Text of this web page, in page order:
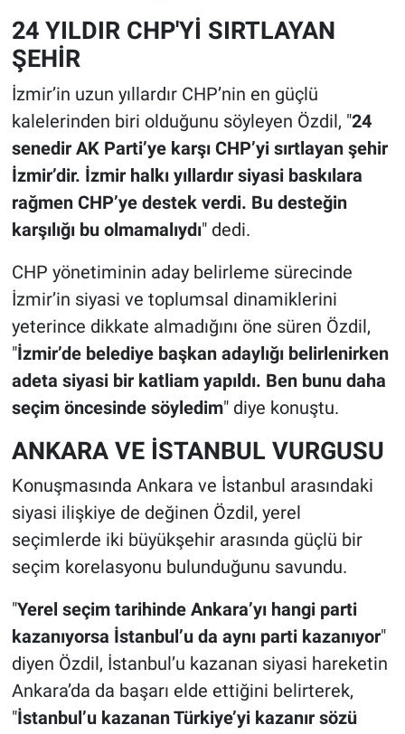
24 YILDIR CHP'Yİ SIRTLAYAN
ŞEHİR
İzmir’in uzun yıllardır CHP’nin en güçlü
kalelerinden biri olduğunu söyleyen Özdil, "24
senedir AK Parti’ye karşı CHP’yi sırtlayan şehir
İzmir’dir. İzmir halkı yıllardır siyasi baskılara
rağmen CHP’ye destek verdi. Bu desteğin
karşılığı bu olmamalıydı" dedi.
CHP yönetiminin aday belirleme sürecinde
İzmir’in siyasi ve toplumsal dinamiklerini
yeterince dikkate almadığını öne süren Özdil,
"İzmir’de belediye başkan adaylığı belirlenirken
adeta siyasi bir katliam yapıldı. Ben bunu daha
seçim öncesinde söyledim" diye konuştu.
ANKARA VE İSTANBUL VURGUSU
Konuşmasında Ankara ve İstanbul arasındaki
siyasi ilişkiye de değinen Özdil, yerel
seçimlerde iki büyükşehir arasında güçlü bir
seçim korelasyonu bulunduğunu savundu.
"Yerel seçim tarihinde Ankara’yı hangi parti
kazanıyorsa İstanbul’u da aynı parti kazanıyor"
diyen Özdil, İstanbul’u kazanan siyasi hareketin
Ankara’da da başarı elde ettiğini belirterek,
"İstanbul’u kazanan Türkiye’yi kazanır sözü